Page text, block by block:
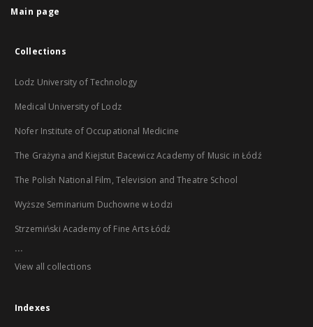
Main page
Collections
Lodz University of Technology
Medical University of Lodz
Nofer Institute of Occupational Medicine
The Grażyna and Kiejstut Bacewicz Academy of Music in Łódź
The Polish National Film, Television and Theatre School
Wyższe Seminarium Duchowne w Łodzi
Strzemiński Academy of Fine Arts Łódź
...
View all collections
Indexes